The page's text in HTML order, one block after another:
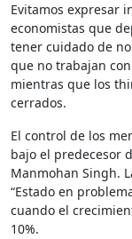
Evitamos expresar incluso un leve escepticismo. Los
economistas que
tener cuidado de
que no trabajan
mientras que los
cerrados.
El control de los
bajo el predecesor
Manmohan Singh.
“Estado en
cuando el
10%.